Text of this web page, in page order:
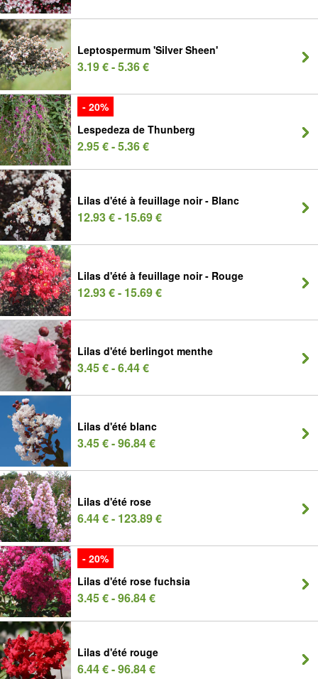
Leptospermum 'Silver Sheen'
3.19 € - 5.36 €
- 20%
Lespedeza de Thunberg
2.95 € - 5.36 €
Lilas d'été à feuillage noir - Blanc
12.93 € - 15.69 €
Lilas d'été à feuillage noir - Rouge
12.93 € - 15.69 €
Lilas d'été berlingot menthe
3.45 € - 6.44 €
Lilas d'été blanc
3.45 € - 96.84 €
Lilas d'été rose
6.44 € - 123.89 €
- 20%
Lilas d'été rose fuchsia
3.45 € - 96.84 €
Lilas d'été rouge
6.44 € - 96.84 €